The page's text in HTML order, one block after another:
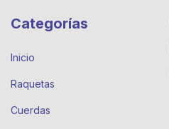
Categorías
Inicio
Raquetas
Cuerdas